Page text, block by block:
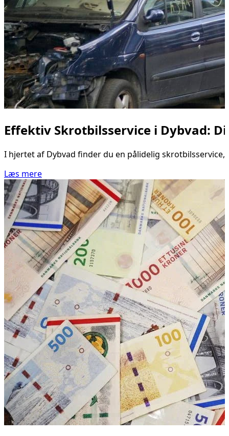
Effektiv Skrotbilsservice i Dybvad:
I hjertet af Dybvad finder du en pålidelig
Læs mere